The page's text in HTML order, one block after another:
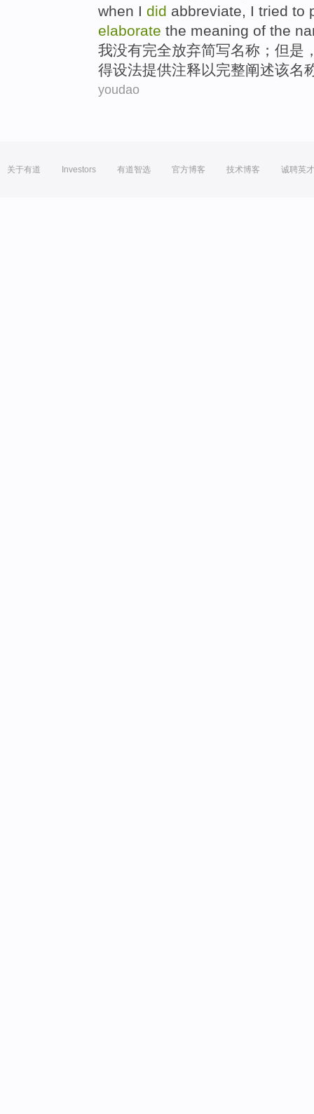
when I did abbreviate, I tried to
elaborate the meaning of the
我没有完全放弃简写名称 ； 但是
得设法提供注释以完整阐述该名
youdao
关于有道 Investors 有道智选 官方博客 技术博客 诚聘英才